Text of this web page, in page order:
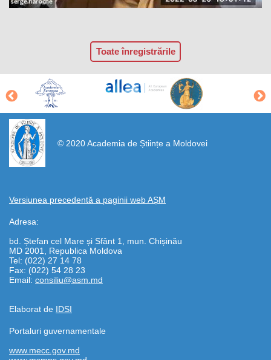
Toate înregistrările
© 2020 Academia de Științe a Moldovei
Versiunea precedentă a paginii web AȘM
Adresa:
bd. Ștefan cel Mare și Sfânt 1, mun. Chișinău
MD 2001, Republica Moldova
Tel: (022) 27 14 78
Fax: (022) 54 28 23
Email: consiliu@asm.md
Elaborat de IDSI
https://propletenie.ru/
Portaluri guvernamentale
www.mecc.gov.md